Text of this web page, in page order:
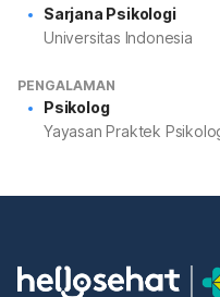
Sarjana Psikologi
Universitas Indonesia
PENGALAMAN
Psikolog
Yayasan Praktek